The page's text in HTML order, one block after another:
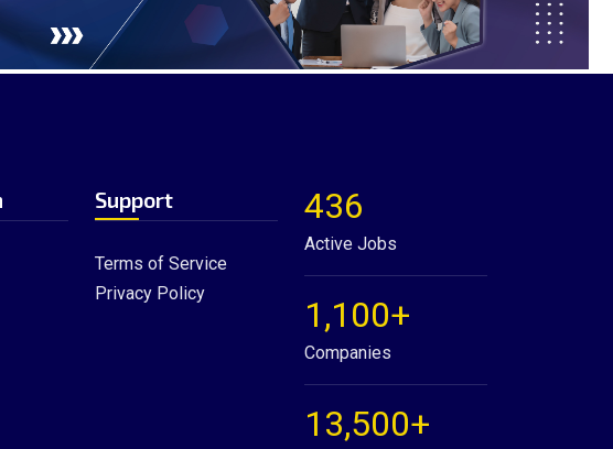
Support
Terms of Service
Privacy Policy
436
Active Jobs
1,100+
Companies
13,500+